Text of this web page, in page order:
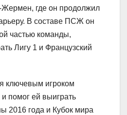
где он продолжил
В составе ПСЖ он
частью команды,
Лигу 1 и Французский
ключевым игроком
помог ей выиграть
2016 года и Кубок мира